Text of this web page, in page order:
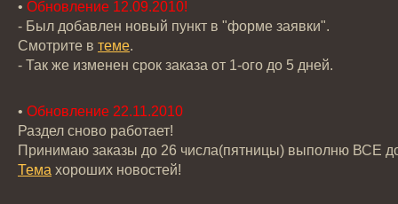
• Обновление 12.09.2010!
- Был добавлен новый пункт в "форме заявки".
Смотрите в теме.
- Так же изменен срок заказа от 1-ого до 5 дней.
• Обновление 22.11.2010
Раздел сново работает!
Принимаю заказы до 26 числа(пятницы) выполню ВСЕ
Тема хороших новостей!